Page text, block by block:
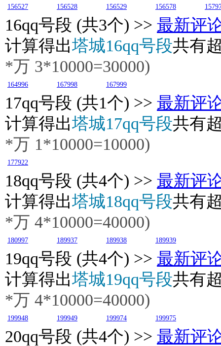
156527 156528 156529 156578
16qq号段 (共3个) >> 最新评
计算得出塔城16qq号段共有
*万 3*10000=30000)
164996 167998 167999
17qq号段 (共1个) >> 最新评
计算得出塔城17qq号段共有
*万 1*10000=10000)
177922
18qq号段 (共4个) >> 最新评
计算得出塔城18qq号段共有
*万 4*10000=40000)
180997 189937 189938 189939
19qq号段 (共4个) >> 最新评
计算得出塔城19qq号段共有
*万 4*10000=40000)
199948 199949 199974 199975
20qq号段 (共4个) >> 最新评